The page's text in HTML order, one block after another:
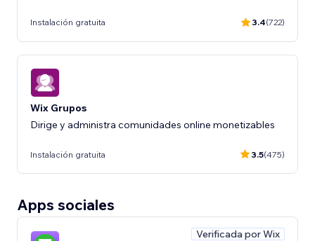
Instalación gratuita 3.4(722)
Wix Grupos
Dirige y administra comunidades online monetizables
Instalación gratuita 3.5(475)
Apps sociales
Verificada por Wix